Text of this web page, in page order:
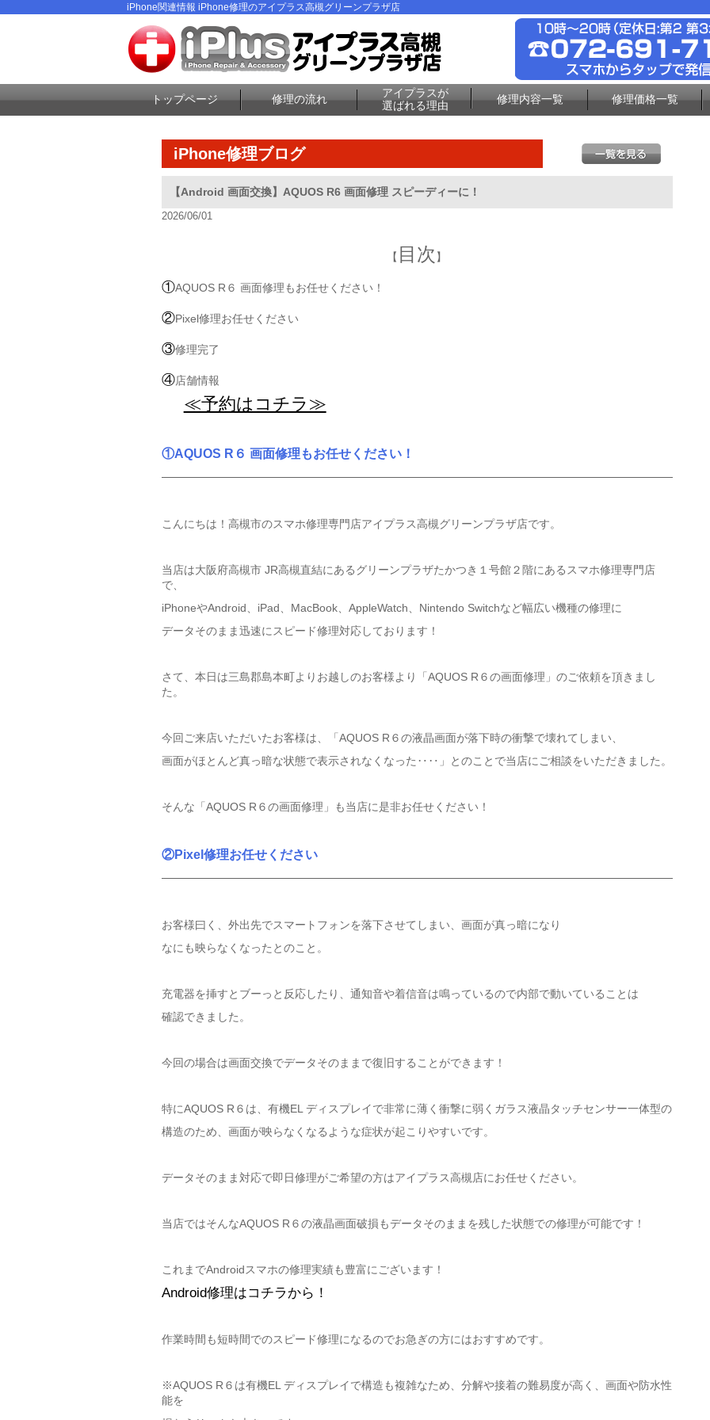
iPhone関連情報 iPhone修理のアイプラス高槻グリーンプラザ店
トップページ 修理の流れ
アイプラスが
選ばれる理由
修理内容一覧 修理価格一覧
iPhone修理ブログ
【Android 画面交換】AQUOS R6 画面修理 スピーディーに！
2026/06/01
【 目次 】
①AQUOS R６ 画面修理もお任せください！
②Pixel修理お任せください
③修理完了
④店舗情報
≪予約はコチラ≫
①AQUOS R６ 画面修理もお任せください！
こんにちは！高槻市のスマホ修理専門店アイプラス高槻グリーンプラザ店です。
当店は大阪府高槻市 JR高槻直結にあるグリーンプラザたかつき１号館２階にあるスマホ修理専門店
で、
iPhoneやAndroid、iPad、MacBook、AppleWatch、Nintendo Switchなど幅広い機種の修理に
データそのまま迅速にスピード修理対応しております！
さて、本日は三島郡島本町よりお越しのお客様より「AQUOS R６の画面修理」のご依頼を頂きまし
た。
今回ご来店いただいたお客様は、「AQUOS R６の液晶画面が落下時の衝撃で壊れてしまい、
画面がほとんど真っ暗な状態で表示されなくなった‥‥」とのことで当店にご相談をいただきました。
そんな「AQUOS R６の画面修理」も当店に是非お任せください！
②Pixel修理お任せください
お客様曰く、外出先でスマートフォンを落下させてしまい、画面が真っ暗になり
なにも映らなくなったとのこと。
充電器を挿すとブーっと反応したり、通知音や着信音は鳴っているので内部で動いていることは
確認できました。
今回の場合は画面交換でデータそのままで復旧することができます！
特にAQUOS R６は、有機EL ディスプレイで非常に薄く衝撃に弱くガラス液晶タッチセンサー一体型の
構造のため、画面が映らなくなるような症状が起こりやすいです。
データそのまま対応で即日修理がご希望の方はアイプラス高槻店にお任せください。
当店ではそんなAQUOS R６の液晶画面破損もデータそのままを残した状態での修理が可能です！
これまでAndroidスマホの修理実績も豊富にございます！
Android修理はコチラから！
作業時間も短時間でのスピード修理になるのでお急ぎの方にはおすすめです。
※AQUOS R６は有機EL ディスプレイで構造も複雑なため、分解や接着の難易度が高く、画面や防水性
能を